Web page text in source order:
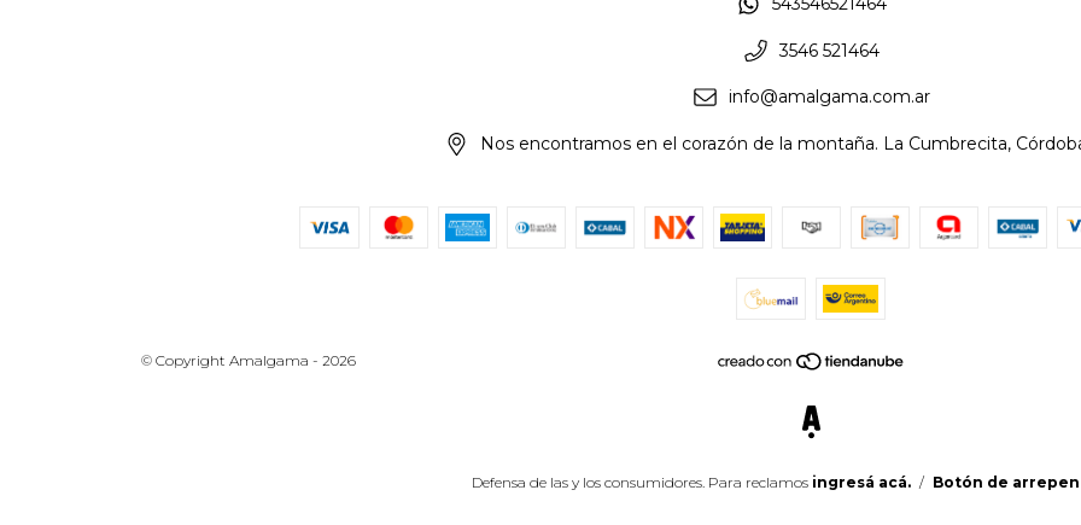
3546 521464
info@amalgama.com.ar
Nos encontramos en el corazón de la montaña. La Cumbrecita,
© Copyright Amalgama - 2026
Defensa de las y los consumidores. Para reclamos ingresá acá. / Botón de